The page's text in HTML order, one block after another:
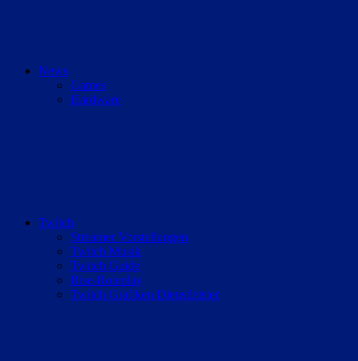
News
Games
Hardware
Twitch
Streamer Vorstellungen
Twitch Musik
Twitch Guide
Rise-Roleplay
Twitch Grafiken Dienstleister